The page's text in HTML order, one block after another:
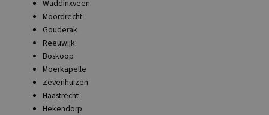
Waddinxveen
Moordrecht
Gouderak
Reeuwijk
Boskoop
Moerkapelle
Zevenhuizen
Haastrecht
Hekendorp